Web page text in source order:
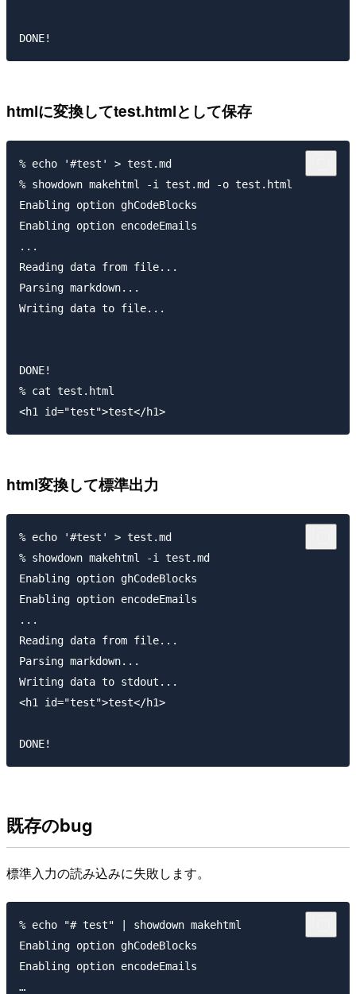
htmlに変換してtest.htmlとして保存
% echo '#test' > test.md
% showdown makehtml -i test.md -o test.html
Enabling option ghCodeBlocks
Enabling option encodeEmails
...
Reading data from file...
Parsing markdown...
Writing data to file...
DONE!
% cat test.html
html変換して標準出力
% echo '#test' > test.md
% showdown makehtml -i test.md
Enabling option ghCodeBlocks
Enabling option encodeEmails
...
Reading data from file...
Parsing markdown...
Writing data to stdout...
<h1 id="test">test</h1>
既存のbug
標準入力の読み込みに失敗します。
% echo "# test" | showdown makehtml
Enabling option ghCodeBlocks
Enabling option encodeEmails
…